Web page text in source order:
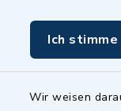
Ich stimme
Wir weisen
inixmedia